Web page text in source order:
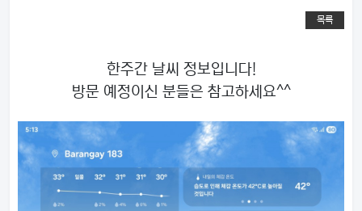
목록
한주간 날씨 정보입니다!
방문 예정이신 분들은 참고하세요^^